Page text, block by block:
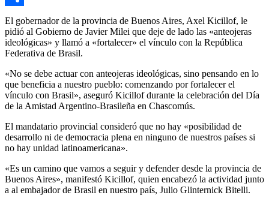
Compartir
El gobernador de la provincia de Buenos Aires, Axel Kicillof, le
pidió al Gobierno de Javier Milei que deje de lado las «anteojeras
ideológicas» y llamó a «fortalecer» el vínculo con la República
Federativa de Brasil.
«No se debe actuar con anteojeras ideológicas, sino pensando en lo
que beneficia a nuestro pueblo: comenzando por fortalecer el
vínculo con Brasil», aseguró Kicillof durante la celebración del Día
de la Amistad Argentino-Brasileña en Chascomús.
El mandatario provincial consideró que no hay «posibilidad de
desarrollo ni de democracia plena en ninguno de nuestros países si
no hay unidad latinoamericana».
«Es un camino que vamos a seguir y defender desde la provincia de
Buenos Aires», manifestó Kicillof, quien encabezó la actividad junto
a al embajador de Brasil en nuestro país, Julio Glinternick Bitelli.